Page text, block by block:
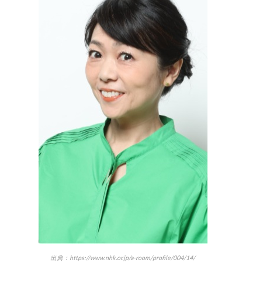
出典：https://www.nhk.or.jp/a-room/profile/004/14/